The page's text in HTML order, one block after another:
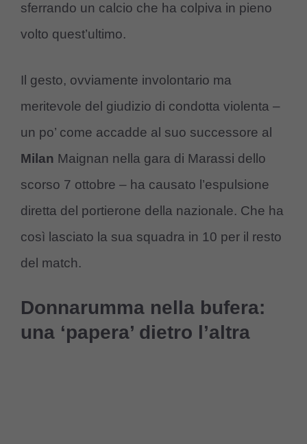
sferrando un calcio che ha colpiva in pieno
volto quest’ultimo.
Il gesto, ovviamente involontario ma
meritevole del giudizio di condotta violenta –
un po’ come accadde al suo successore al
Milan Maignan nella gara di Marassi dello
scorso 7 ottobre – ha causato l’espulsione
diretta del portierone della nazionale. Che ha
così lasciato la sua squadra in 10 per il resto
del match.
Donnarumma nella bufera:
una ‘papera’ dietro l’altra